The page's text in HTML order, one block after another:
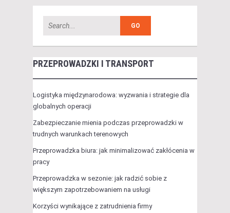
PRZEPROWADZKI I TRANSPORT
Logistyka międzynarodowa: wyzwania i strategie dla
globalnych operacji
Zabezpieczanie mienia podczas przeprowadzki w
trudnych warunkach terenowych
Przeprowadzka biura: jak minimalizować zakłócenia w
pracy
Przeprowadzka w sezonie: jak radzić sobie z
większym zapotrzebowaniem na usługi
Korzyści wynikające z zatrudnienia firmy